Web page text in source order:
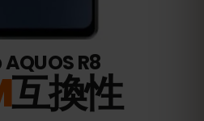
R8
互換性